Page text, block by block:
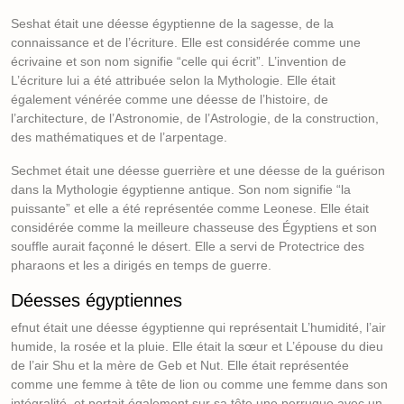
Seshat était une déesse égyptienne de la sagesse, de la
connaissance et de l’écriture. Elle est considérée comme une
écrivaine et son nom signifie “celle qui écrit”. L’invention de
L’écriture lui a été attribuée selon la Mythologie. Elle était
également vénérée comme une déesse de l’histoire, de
l’architecture, de l’Astronomie, de l’Astrologie, de la construction,
des mathématiques et de l’arpentage.
Sechmet était une déesse guerrière et une déesse de la guérison
dans la Mythologie égyptienne antique. Son nom signifie “la
puissante” et elle a été représentée comme Leonese. Elle était
considérée comme la meilleure chasseuse des Égyptiens et son
souffle aurait façonné le désert. Elle a servi de Protectrice des
pharaons et les a dirigés en temps de guerre.
Déesses égyptiennes
efnut était une déesse égyptienne qui représentait L’humidité, l’air
humide, la rosée et la pluie. Elle était la sœur et L’épouse du dieu
de l’air Shu et la mère de Geb et Nut. Elle était représentée
comme une femme à tête de lion ou comme une femme dans son